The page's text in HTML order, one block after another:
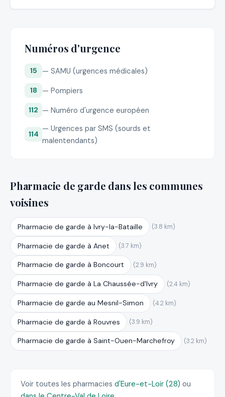
Numéros d'urgence
15 — SAMU (urgences médicales)
18 — Pompiers
112 — Numéro d'urgence européen
114
— Urgences par SMS (sourds et
malentendants)
Pharmacie de garde dans les communes
voisines
Pharmacie de garde à Ivry-la-Bataille (3.8 km)
Pharmacie de garde à Anet (3.7 km)
Pharmacie de garde à Boncourt (2.9 km)
Pharmacie de garde à La Chaussée-d'Ivry (2.4 km)
Pharmacie de garde au Mesnil-Simon (4.2 km)
Pharmacie de garde à Rouvres (3.9 km)
Pharmacie de garde à Saint-Ouen-Marchefroy (3.2 km)
Voir toutes les pharmacies d'Eure-et-Loir (28) ou